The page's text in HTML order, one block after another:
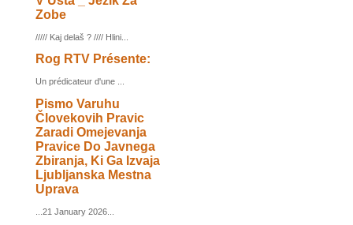
Zobe
///// Kaj delaš ? //// Hlini...
Rog RTV Présente:
Un prédicateur d'une ...
Pismo Varuhu
Človekovih Pravic
Zaradi Omejevanja
Pravice Do Javnega
Zbiranja, Ki Ga Izvaja
Ljubljanska Mestna
Uprava
...21 January 2026...